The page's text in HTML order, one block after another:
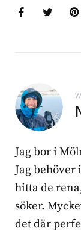
Jag bor i
Jag
hitta de
söker.
det där